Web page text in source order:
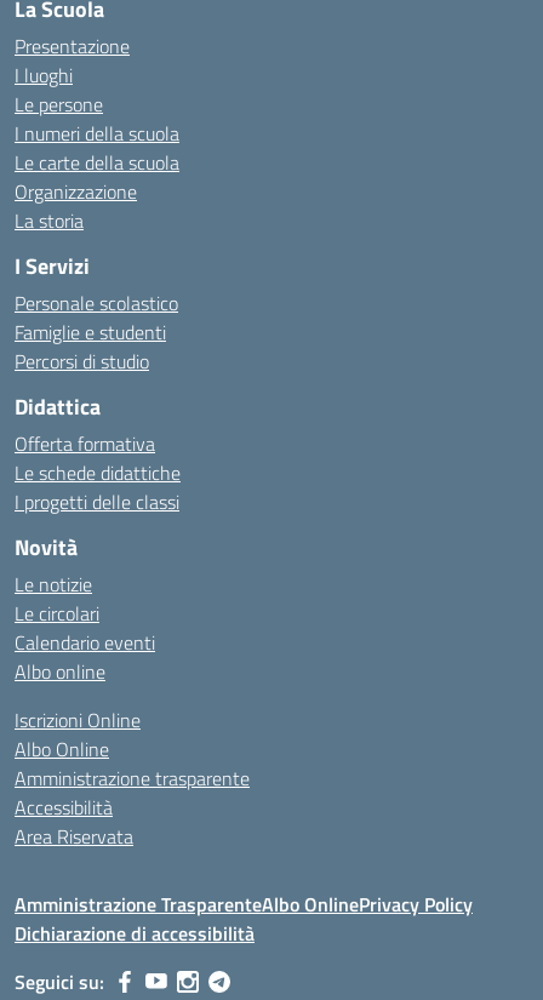
La Scuola
Presentazione
I luoghi
Le persone
I numeri della scuola
Le carte della scuola
Organizzazione
La storia
I Servizi
Personale scolastico
Famiglie e studenti
Percorsi di studio
Didattica
Offerta formativa
Le schede didattiche
I progetti delle classi
Novità
Le notizie
Le circolari
Calendario eventi
Albo online
Iscrizioni Online
Albo Online
Amministrazione trasparente
Accessibilità
Area Riservata
Amministrazione TrasparenteAlbo OnlinePrivacy Policy
Dichiarazione di accessibilità
Seguici su: